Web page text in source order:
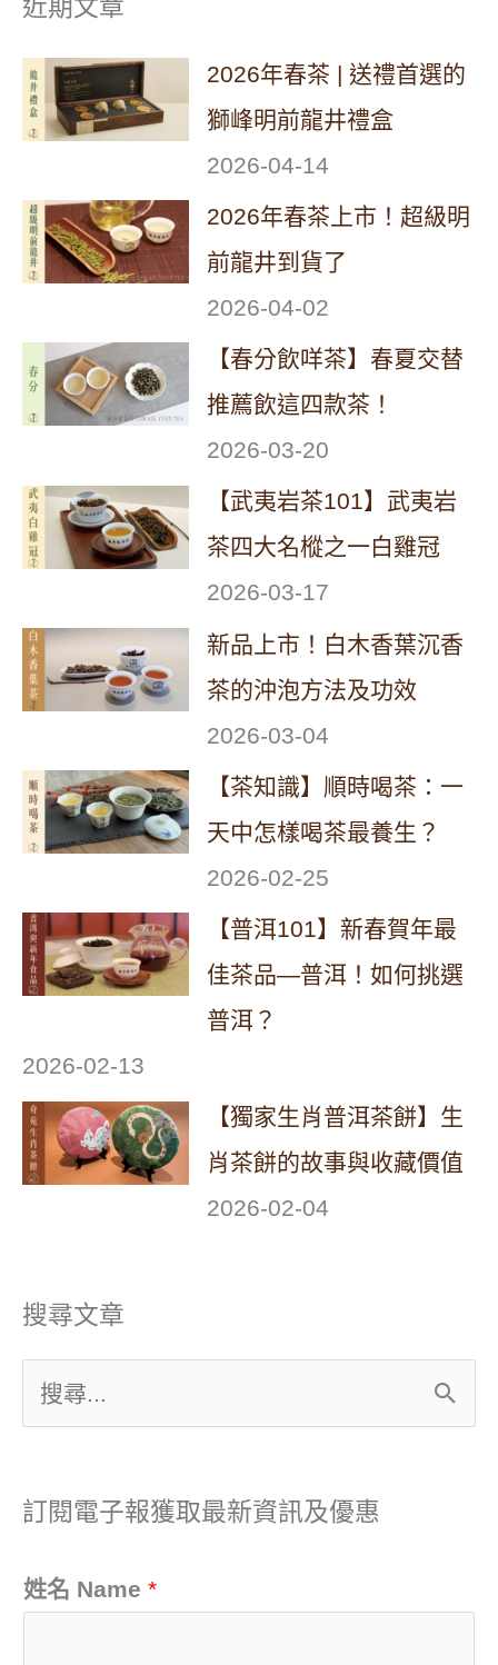
近期文章
2026年春茶 | 送禮首選的
獅峰明前龍井禮盒
2026-04-14
2026年春茶上市！超級明
前龍井到貨了
2026-04-02
【春分飲咩茶】春夏交替
推薦飲這四款茶！
2026-03-20
【武夷岩茶101】武夷岩
茶四大名樅之一白雞冠
2026-03-17
新品上市！白木香葉沉香
茶的沖泡方法及功效
2026-03-04
【茶知識】順時喝茶：一
天中怎樣喝茶最養生？
2026-02-25
【普洱101】新春賀年最
佳茶品—普洱！如何挑選
普洱？
2026-02-13
【獨家生肖普洱茶餅】生
肖茶餅的故事與收藏價值
2026-02-04
搜尋文章
搜
關
字
訂閱電子報獲取最新資訊及優惠
姓名 Name *